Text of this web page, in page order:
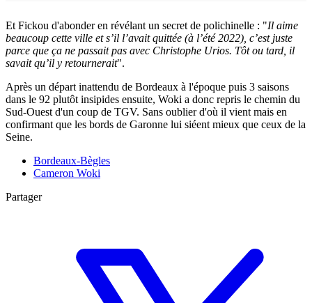
Et Fickou d'abonder en révélant un secret de polichinelle : "Il aime
beaucoup cette ville et s’il l’avait quittée (à l’été 2022), c’est juste
parce que ça ne passait pas avec Christophe Urios. Tôt ou tard, il
savait qu’il y retournerait".
Après un départ inattendu de Bordeaux à l'époque puis 3 saisons
dans le 92 plutôt insipides ensuite, Woki a donc repris le chemin du
Sud-Ouest d'un coup de TGV. Sans oublier d'où il vient mais en
confirmant que les bords de Garonne lui siéent mieux que ceux de la
Seine.
Bordeaux-Bègles
Cameron Woki
Partager